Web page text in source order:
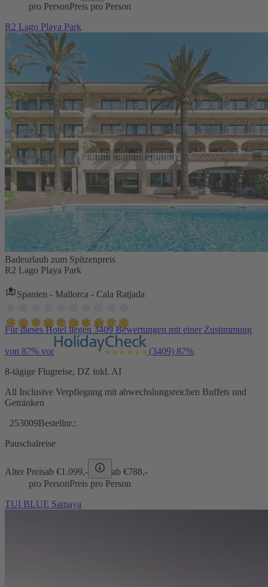
pro PersonPreis pro Person
R2 Lago Playa Park
Badeurlaub zum Spitzenpreis
R2 Lago Playa Park
Spanien - Mallorca - Cala Ratjada
Für dieses Hotel liegen 3409 Bewertungen mit einer Zustimmung
von 87% vor (3409) 87%
8-tägige Flugreise, DZ inkl. AI
All Inclusive Verpflegung mit abwechslungsreichen Buffets und
Getränken
253009Bestellnr.:
Pauschalreise
Alter Preisab €1.099,- ab €788,-
pro PersonPreis pro Person
TUI BLUE Samaya